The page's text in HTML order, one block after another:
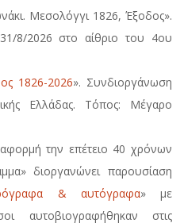
Μεσολόγγι 1826, Έξοδος».
8/2026 στο αίθριο του 4ου
1826-2026». Συνδιοργάνωση
Ελλάδας. Τόπος: Μέγαρο
την επέτειο 40 χρόνων
διοργανώνει παρουσίαση
& αυτόγραφα» με
αυτοβιογραφήθηκαν στις